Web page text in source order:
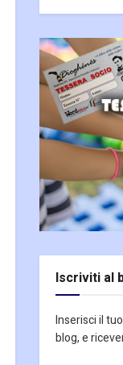
Iscriviti al
Inserisci il
blog, e